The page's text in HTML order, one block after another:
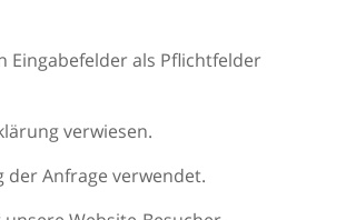
Eingabefelder als Pflichtfelder
verwiesen.
der Anfrage verwendet.